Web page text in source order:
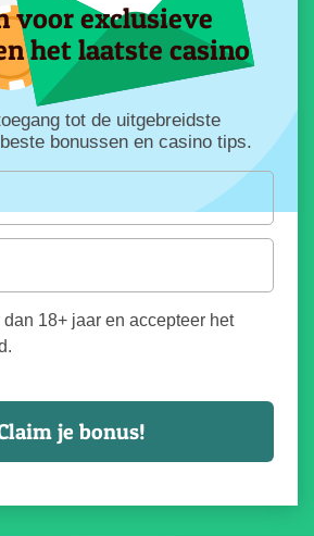
voor exclusieve
het laatste casino
tot de uitgebreidste
bonussen en casino tips.
dan 18+ jaar en accepteer het